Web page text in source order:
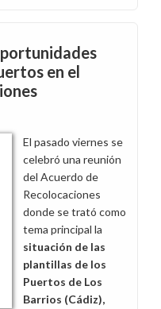
en el
El pasado viernes se
celebró una reunión
del Acuerdo de
Recolocaciones
donde se trató como
tema principal la
situación de las
plantillas de los
Puertos de Los
Barrios (Cádiz),